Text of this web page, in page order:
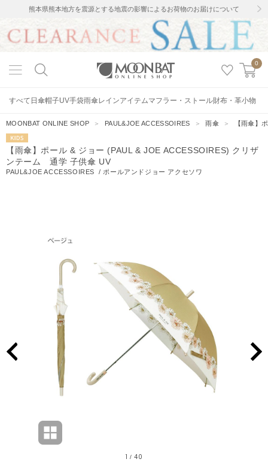
熊本県熊本地方を震源とする地震の影響によるお荷物のお届けについて
0
すべて 日傘帽子UV手袋雨傘レインアイテムマフラー・ストール財布・革小物
MOONBAT ONLINE SHOP ＞ PAUL&JOE ACCESSOIRES ＞雨傘 ＞ 【雨傘】
KIDS
【雨傘】ポール & ジョー (PAUL & JOE ACCESSOIRES) クリザ
ンテーム 通学 子供傘 UV
PAUL&JOE ACCESSOIRES / ポールアンドジョー アクセソワ
1 /40